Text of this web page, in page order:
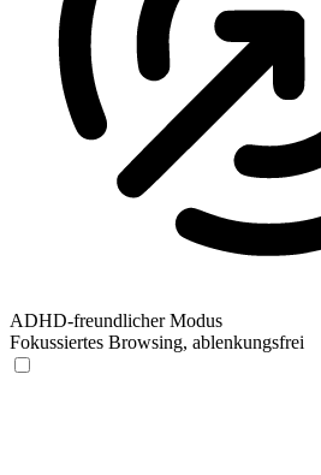
ADHD-freundlicher Modus
Fokussiertes Browsing, ablenkungsfrei